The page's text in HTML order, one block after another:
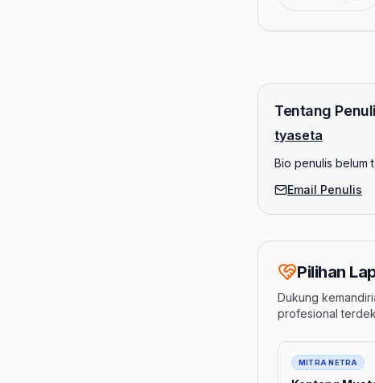
Tentang
tyaseta
Bio penulis belum
Email Penulis
Pilihan
Dukung
profesional
Barang
MITRA NETRA